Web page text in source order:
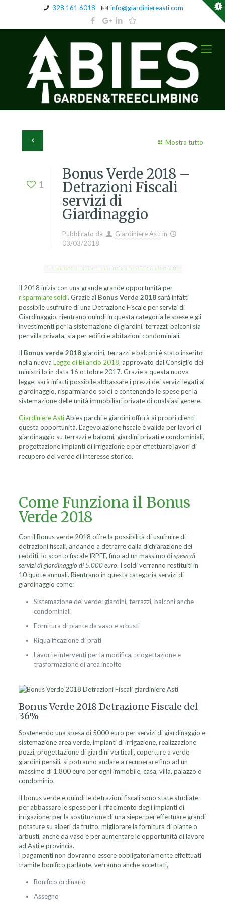
328 161 6018 info@giardiniereasti.com
Mostra tutto
1
Bonus Verde 2018 –
Detrazioni Fiscali
servizi di
Giardinaggio
Pubblicato da Giardiniere Asti in
03/03/2018
Il 2018 inizia con una grande grande opportunità per
risparmiare soldi. Grazie al Bonus Verde 2018 sarà infatti
possibile usufruire di una Detrazione Fiscale per servizi di
Giardinaggio, rientrano quindi in questa categoria le spese e gli
investimenti per la sistemazione di giardini, terrazzi, balconi sia
per villa privata, sia per edifici e abitazioni condominiali.
Il Bonus verde 2018 giardini, terrazzi e balconi è stato inserito
nella nuovaLegge di Bilancio 2018, approvato dal Consiglio dei
ministri lo in data 16 ottobre 2017. Grazie a questa nuova
legge, sarà infatti possibile abbassare i prezzi dei servizi legati al
giardinaggio, risparmiando soldi e contenendo le spese per la
sistemazione delle unità immobiliari private di qualsiasi genere.
Giardiniere AstiAbies parchi e giardini offrirà ai propri clienti
questa opportunità. L’agevolazione fiscale è valida per lavori di
giardinaggio su terrazzi e balconi, giardini privati e condominiali,
progettazione impianti di irrigazione e per effettuare lavori di
recupero del verde di interesse storico.
Come Funziona il Bonus
Verde 2018
Con il Bonus verde 2018 offre la possibilità di usufruire di
detrazioni fiscali, andando a detrarre dalla dichiarazione dei
redditi, lo sconto fiscale IRPEF, fino ad un massimo dispesa di
servizi di giardinaggio di 5.000 euro. I soldi verranno restituiti in
10 quote annuali. Rientrano in questa categoria servizi di
giardinaggio come:
Sistemazione del verde: giardini, terrazzi, balconi anche
condominiali
Fornitura di piante da vaso e arbusti
Riqualificazione di prati
Lavori e interventi per la modifica, progettazione e
trasformazione di area incolte
Bonus Verde 2018 Detrazione Fiscale del
36%
Sostenendo una spesa di 5000 euro per servizi di giardinaggio e
sistemazione area verde, impianti di irrigazione, realizzazione
pozzi, progettazione di giardini verticali, coperture a verde
giardini pensili, si potranno andare a recuperare fino ad un
massimo di 1.800 euro per ogni immobile, casa, villa, palazzo o
condominio.
Il bonus verde e quindi le detrazioni fiscali sono state studiate
per abbassare le spese per il rifacimento degli impianti di
irrigazione; per la sostituzione di una siepe; per effettuare grandi
potature su alberi da frutto, migliorare la fornitura di piante o
arbusti, anche da vaso e per aumentare le opportunità di lavoro
ad Asti e provincia.
I pagamenti non dovranno essere obbligatoriamente effettuati
tramite bonifico parlante, verranno anche accettati,
Bonifico ordinario
Assegno